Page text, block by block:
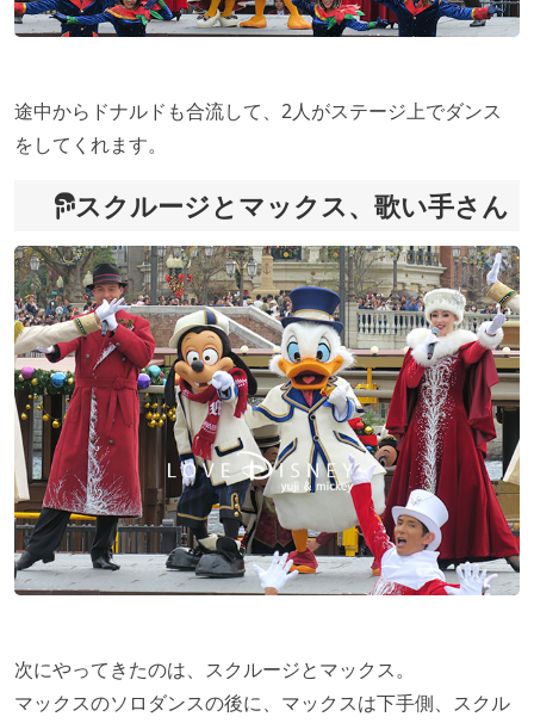
途中からドナルドも合流して、2人がステージ上でダンス
をしてくれます。
スクルージとマックス、歌い手さん
次にやってきたのは、スクルージとマックス。
マックスのソロダンスの後に、マックスは下手側、スクル